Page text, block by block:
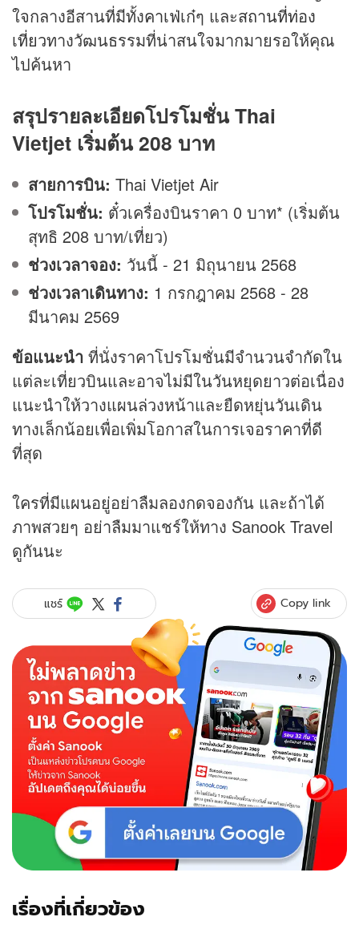
ใจกลางอีสานที่มีทั้งคาเฟ่เก๋ๆ และสถานที่ท่อง
เที่ยวทางวัฒนธรรมที่น่าสนใจมากมายรอให้คุณ
ไปค้นหา
สรุปรายละเอียดโปรโมชั่น Thai
Vietjet เริ่มต้น 208 บาท
สายการบิน: Thai Vietjet Air
โปรโมชั่น: ตั๋วเครื่องบินราคา 0 บาท* (เริ่มต้น
สุทธิ 208 บาท/เที่ยว)
ช่วงเวลาจอง: วันนี้ - 21 มิถุนายน 2568
ช่วงเวลาเดินทาง: 1 กรกฎาคม 2568 - 28
มีนาคม 2569
ข้อแนะนำ ที่นั่งราคาโปรโมชั่นมีจำนวนจำกัดใน
แต่ละเที่ยวบินและอาจไม่มีในวันหยุดยาวต่อเนื่อง
แนะนำให้วางแผนล่วงหน้าและยืดหยุ่นวันเดิน
ทางเล็กน้อยเพื่อเพิ่มโอกาสในการเจอราคาที่ดี
ที่สุด
ใครที่มีแผนอยู่อย่าลืมลองกดจองกัน และถ้าได้
ภาพสวยๆ อย่าลืมมาแชร์ให้ทาง Sanook Travel
ดูกันนะ
แชร์ Copy link
เรื่องที่เกี่ยวข้อง